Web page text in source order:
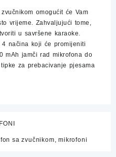
omogućit će Vam
vrijeme. Zahvaljujući tome,
u savršene karaoke.
načina koji će promijeniti
mAh jamči rad mikrofona do
za prebacivanje pjesama
sa zvučnikom ,mikrofoni